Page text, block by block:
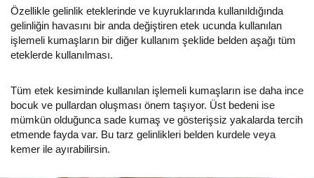
Özellikle gelinlik eteklerinde ve kuyruklarında kullanıldığında
gelinliğin havasını bir anda değiştiren etek ucunda kullanılan
işlemeli kumaşların bir diğer kullanım şeklide belden aşağı tüm
eteklerde kullanılması.
Tüm etek kesiminde kullanılan işlemeli kumaşların ise daha ince
bocuk ve pullardan oluşması önem taşıyor. Üst bedeni ise
mümkün olduğunca sade kumaş ve gösterişsiz yakalarda tercih
etmende fayda var. Bu tarz gelinlikleri belden kurdele veya
kemer ile ayırabilirsin.